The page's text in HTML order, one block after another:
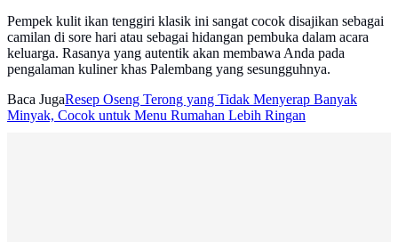
Pempek kulit ikan tenggiri klasik ini sangat cocok disajikan sebagai
camilan di sore hari atau sebagai hidangan pembuka dalam acara
keluarga. Rasanya yang autentik akan membawa Anda pada
pengalaman kuliner khas Palembang yang sesungguhnya.
Baca JugaResep Oseng Terong yang Tidak Menyerap Banyak
Minyak, Cocok untuk Menu Rumahan Lebih Ringan